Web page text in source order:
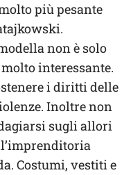
più pesante
non è solo
interessante.
i diritti delle
Inoltre non
sugli allori
Costumi, vestiti e